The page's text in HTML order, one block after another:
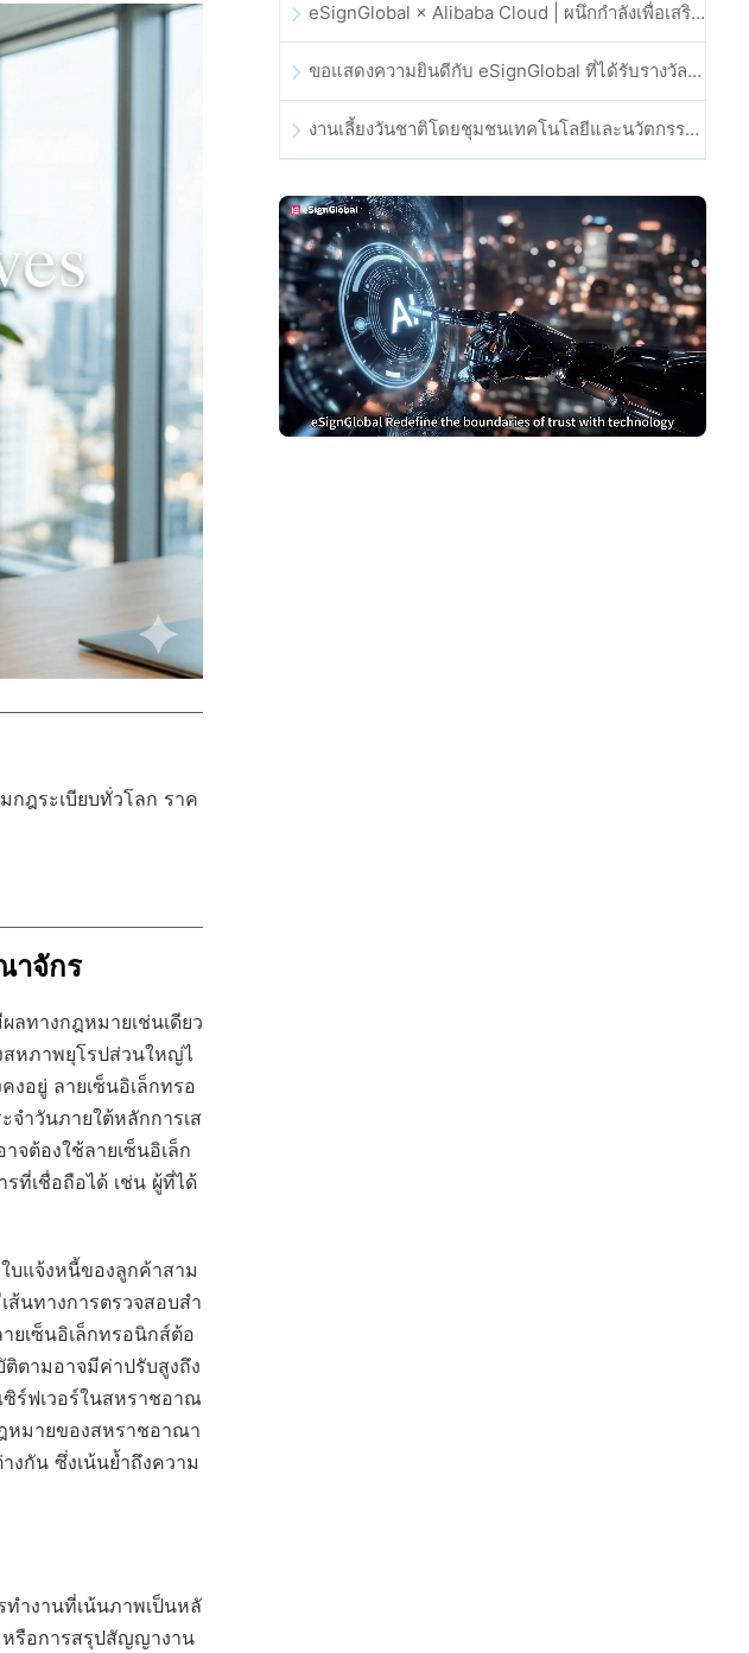
กฎระเบียบทั่วโลก ราค
าจักร
ลทางกฎหมายเช่นเดียว
สหภาพยุโรปส่วนใหญ่ไ
อยู่ ลายเซ็นอิเล็กทรอ
ำวันภายใต้หลักการเส
ต้องใช้ลายเซ็นอิเล็ก
ที่เชื่อถือได้ เช่น ผู้ที่ได้
บแจ้งหนี้ของลูกค้าสาม
ส้นทางการตรวจสอบสำ
ยเซ็นอิเล็กทรอนิกส์ต้อ
ตามอาจมีค่าปรับสูงถึง
ซิร์ฟเวอร์ในสหราชอาณ
หมายของสหราชอาณา
งกัน ซึ่งเน้นย้ำถึงความ
ำงานที่เน้นภาพเป็นหลั
รือการสรุปสัญญางาน
eSignGlobal × Alibaba Cloud | ผนึกกำลังเพื่อเสริมสร้างความเชื่อมั่นดิจิทัลระดับโลกสำหรับฟินเทค
ขอแสดงความยินดีกับ eSignGlobal ที่ได้รับรางวัล CAHK STAR Award 2025
งานเลี้ยงวันชาติโดยชุมชนเทคโนโลยีและนวัตกรรมฮ่องกง